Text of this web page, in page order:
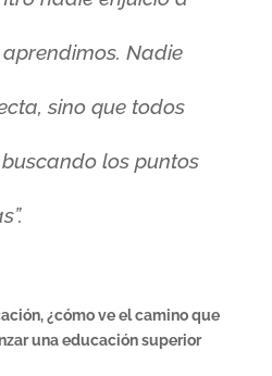
Nadie
sino que todos
los puntos
¿cómo ve el camino que
una educación superior